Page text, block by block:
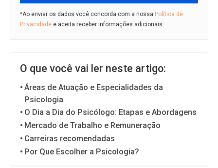
*Ao enviar os dados você concorda com a nossa Política de
Privacidade e aceita receber informações adicionais.
O que você vai ler neste artigo:
Áreas de Atuação e Especialidades da
Psicologia
O Dia a Dia do Psicólogo: Etapas e Abordagens
Mercado de Trabalho e Remuneração
Carreiras recomendadas
Por Que Escolher a Psicologia?